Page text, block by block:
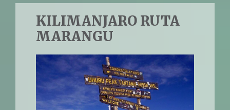
KILIMANJARO RUTA
MARANGU